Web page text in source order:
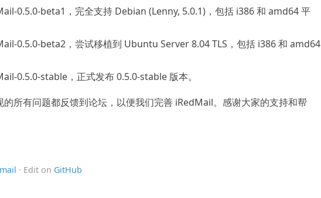
0.5.0-beta1，完全支持 Debian (Lenny, 5.0.1)，包括 i386 和 amd64 平
0.5.0-beta2，尝试移植到 Ubuntu Server 8.04 TLS，包括 i386 和 amd64
0.5.0-stable，正式发布 0.5.0-stable 版本。
所有问题都反馈到论坛，以便我们完善 iRedMail。感谢大家的支持和帮
· Edit on GitHub